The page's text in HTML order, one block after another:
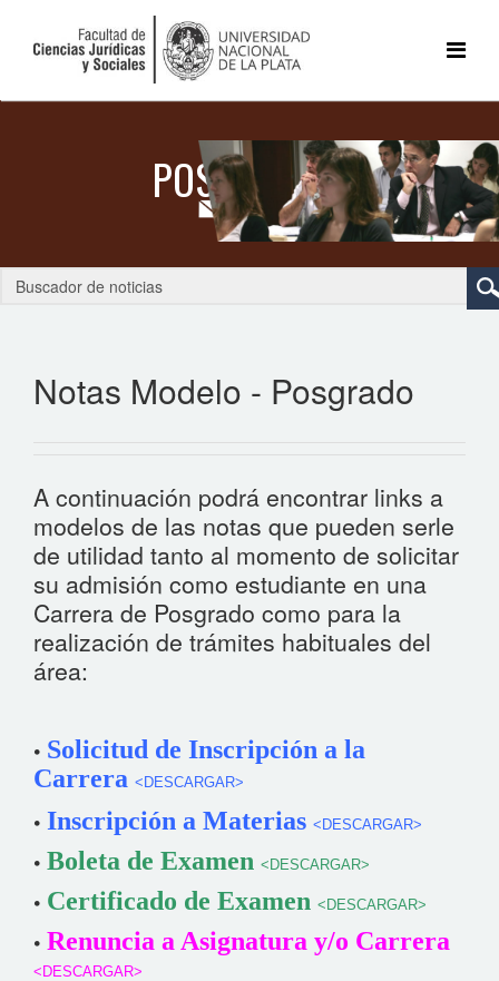
Notas Modelo - Posgrado
A continuación podrá encontrar links a
modelos de las notas que pueden serle
de utilidad tanto al momento de solicitar
su admisión como estudiante en una
Carrera de Posgrado como para la
realización de trámites habituales del
área:
• Solicitud de Inscripción a la
Carrera ˂DESCARGAR˃
• Inscripción a Materias ˂DESCARGAR˃
• Boleta de Examen ˂DESCARGAR˃
• Certificado de Examen ˂DESCARGAR˃
• Renuncia a Asignatura y/o Carrera
˂DESCARGAR˃